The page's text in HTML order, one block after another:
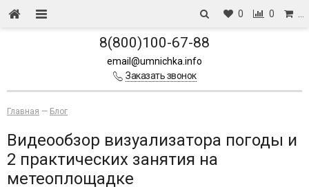
0 0
8(800)100-67-88
email@umnichka.info
Заказать звонок
Главная — Блог
Видеообзор визуализатора погоды и
2 практических занятия на
метеоплощадке